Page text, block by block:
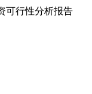
可行性分析报告